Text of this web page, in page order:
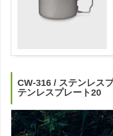
CW-316 / ステンレス
テンレスプレート20